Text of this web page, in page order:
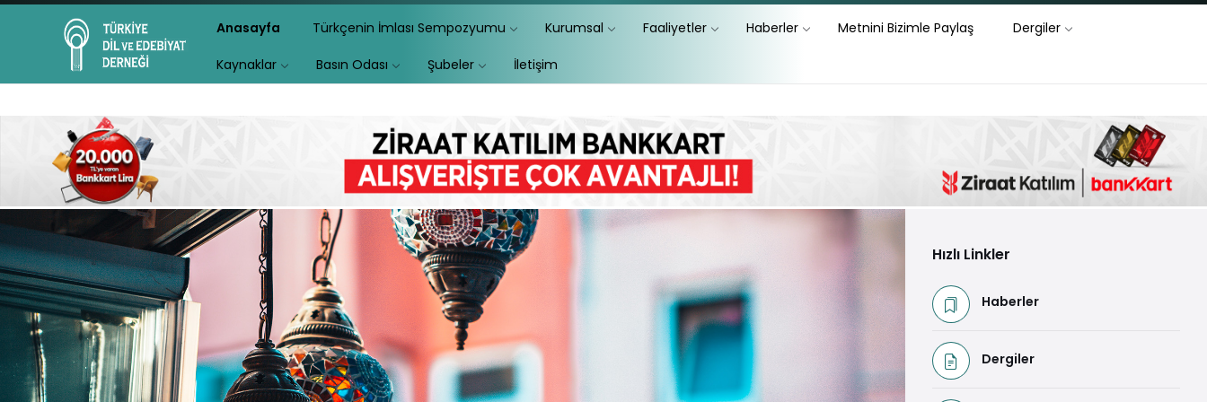
Anasayfa Türkçenin İmlası Sempozyumu Kurumsal Faaliyetler Haberler Metnini Bizimle Paylaş Dergiler
Kaynaklar Basın Odası Şubeler İletişim
Hızlı Linkler
Haberler
Dergiler